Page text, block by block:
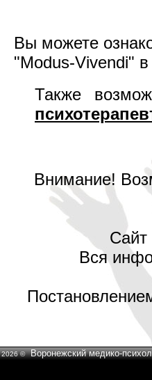
Вы можете
"Modus-Vivendi"
Также
Внимание!
Вся
2026 ©Воронежский медико-